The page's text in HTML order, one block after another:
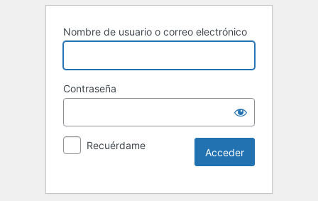
Nombre de usuario o correo electrónico
Contraseña
Recuérdame